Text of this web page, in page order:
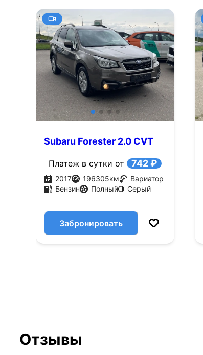
Subaru Forester 2.0 CVT
Платеж в сутки от 742 ₽
2017 196305км
Вариатор
Бензин
Полный Серый
Забронировать
Отзывы